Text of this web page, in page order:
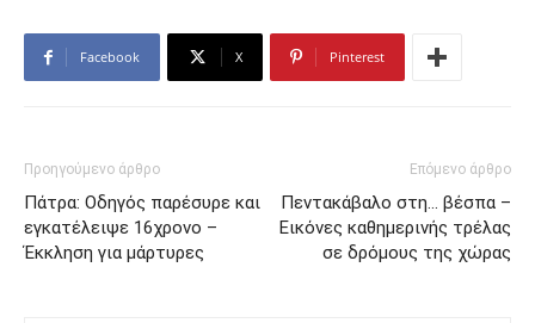
Facebook X Pinterest
Προηγούμενο άρθρο
Πάτρα: Οδηγός παρέσυρε και
εγκατέλειψε 16χρονο –
Έκκληση για μάρτυρες
Επόμενο άρθρο
Πεντακάβαλο στη… βέσπα –
Εικόνες καθημερινής τρέλας
σε δρόμους της χώρας